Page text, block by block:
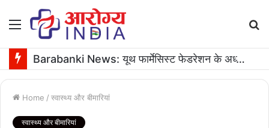
Menu
Barabanki News: यूथ फार्मेसिस्ट फेडरेशन के अध्यक्ष के जन्मदिन पर 16 यूनिट रक्तदान
Home / स्वास्थ्य और बीमारियां
स्वास्थ्य और बीमारियां